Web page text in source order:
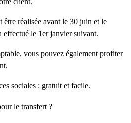
client.
être réalisée avant le 30 juin et le
effectué le 1er janvier suivant.
vous pouvez également profiter
sociales : gratuit et facile.
le transfert ?